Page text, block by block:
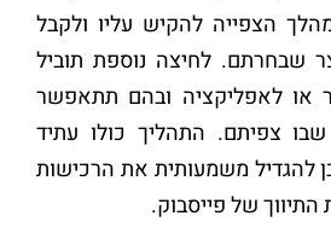
הצפייה להקיש עליו ולקבל
שבחרתם. לחיצה נוספת תוביל
או לאפליקציה ובהם תתאפשר
צפיתם. התהליך כולו עתיד
להגדיל משמעותית את הרכישות
של פייסבוק.